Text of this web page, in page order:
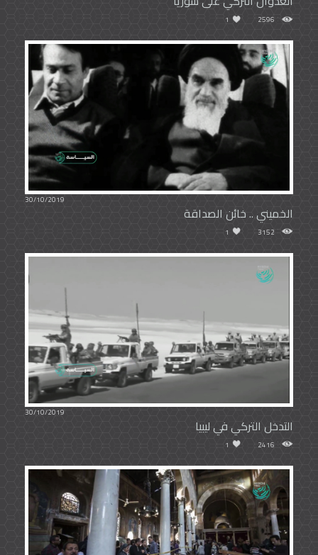
2596
1
30/10/2019
الخميني .. خائن الصداقة
3152
1
30/10/2019
التدخل التركي في ليبيا
2416
1